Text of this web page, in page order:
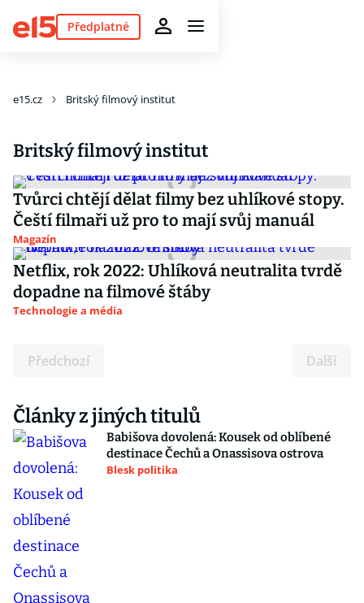
Předplatné
e15.cz Britský filmový institut
Britský filmový institut
Tvůrci chtějí dělat filmy bez uhlíkové stopy.
Čeští filmaři už pro to mají svůj manuál
Magazín
Netflix, rok 2022: Uhlíková neutralita tvrdě
dopadne na filmové štáby
Technologie a média
Předchozí Další
Články z jiných titulů
Babišova dovolená: Kousek od oblíbené
destinace Čechů a Onassisova ostrova
Blesk politika